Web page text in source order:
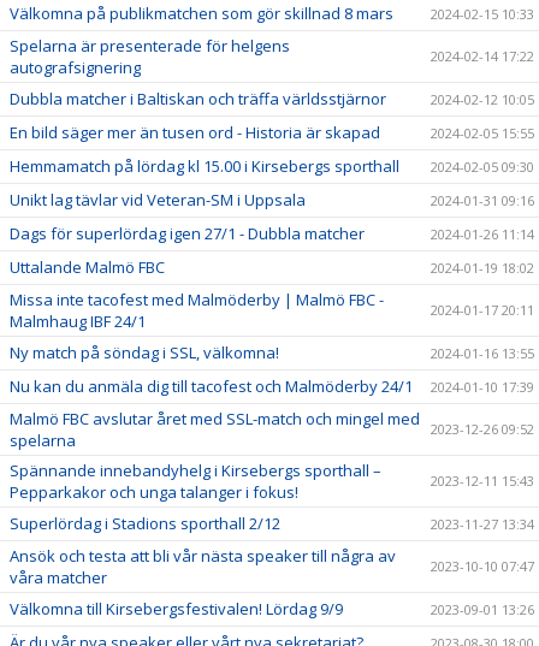
Välkomna på publikmatchen som gör skillnad 8 mars 2024-02-15 10:33
Spelarna är presenterade för helgens
autografsignering
2024-02-14 17:22
Dubbla matcher i Baltiskan och träffa världsstjärnor 2024-02-12 10:05
En bild säger mer än tusen ord - Historia är skapad 2024-02-05 15:55
Hemmamatch på lördag kl 15.00 i Kirsebergs sporthall 2024-02-05 09:30
Unikt lag tävlar vid Veteran-SM i Uppsala 2024-01-31 09:16
Dags för superlördag igen 27/1 - Dubbla matcher 2024-01-26 11:14
Uttalande Malmö FBC 2024-01-19 18:02
Missa inte tacofest med Malmöderby | Malmö FBC -
Malmhaug IBF 24/1
2024-01-17 20:11
Ny match på söndag i SSL, välkomna! 2024-01-16 13:55
Nu kan du anmäla dig till tacofest och Malmöderby 24/1 2024-01-10 17:39
Malmö FBC avslutar året med SSL-match och mingel med
spelarna
2023-12-26 09:52
Spännande innebandyhelg i Kirsebergs sporthall –
Pepparkakor och unga talanger i fokus!
2023-12-11 15:43
Superlördag i Stadions sporthall 2/12 2023-11-27 13:34
Ansök och testa att bli vår nästa speaker till några av
våra matcher
2023-10-10 07:47
Välkomna till Kirsebergsfestivalen! Lördag 9/9 2023-09-01 13:26